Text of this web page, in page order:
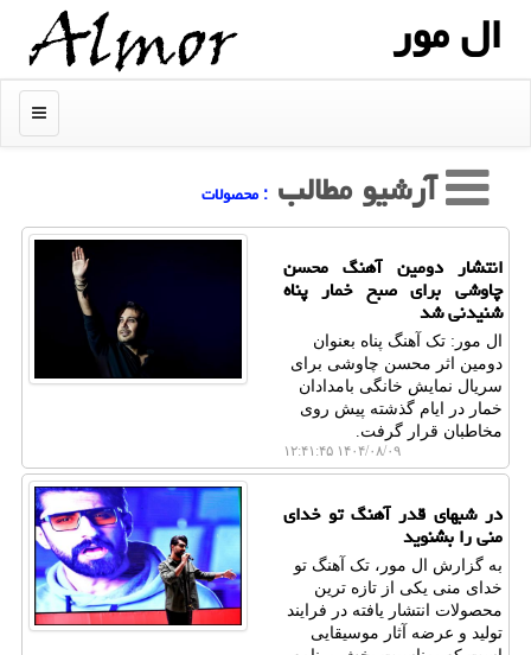
ال مور
منو
آرشیو مطالب : محصولات
انتشار دومین آهنگ محسن
چاوشی برای صبح خمار پناه
شنیدنی شد
ال مور: تک آهنگ پناه بعنوان
دومین اثر محسن چاوشی برای
سریال نمایش خانگی بامدادان
خمار در ایام گذشته پیش روی
مخاطبان قرار گرفت.
۱۴۰۴/۰۸/۰۹ ۱۲:۴۱:۴۵
در شبهای قدر آهنگ تو خدای
منی را بشنوید
به گزارش ال مور، تک آهنگ تو
خدای منی یکی از تازه ترین
محصولات انتشار یافته در فرایند
تولید و عرضه آثار موسیقایی